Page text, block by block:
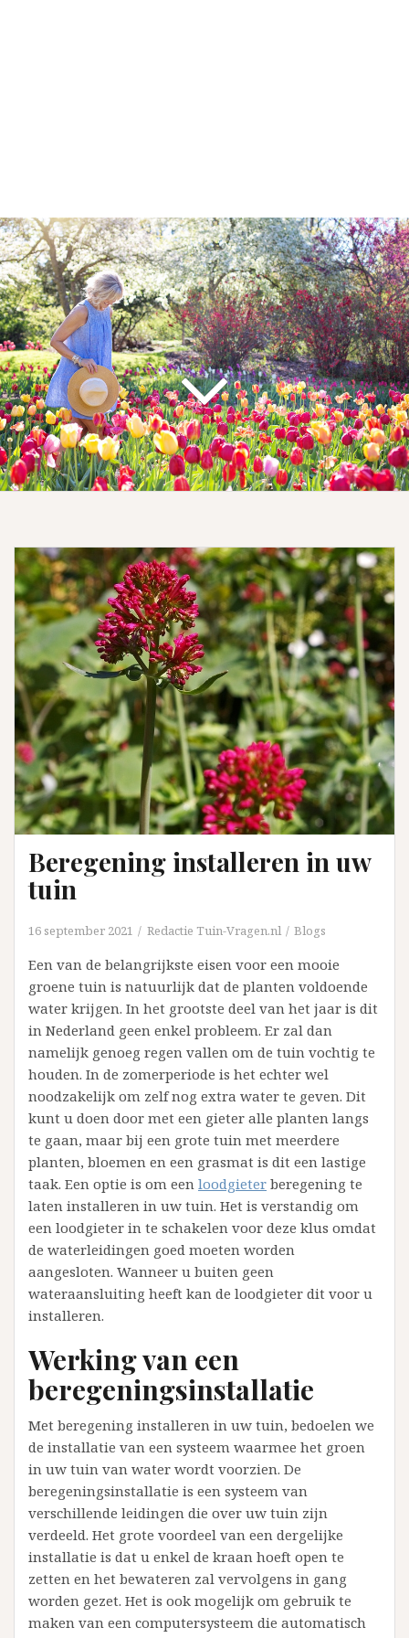
Beregening installeren in uw
tuin
16 september 2021 Redactie Tuin-Vragen.nl Blogs
Een van de belangrijkste eisen voor een mooie
groene tuin is natuurlijk dat de planten voldoende
water krijgen. In het grootste deel van het jaar is dit
in Nederland geen enkel probleem. Er zal dan
namelijk genoeg regen vallen om de tuin vochtig te
houden. In de zomerperiode is het echter wel
noodzakelijk om zelf nog extra water te geven. Dit
kunt u doen door met een gieter alle planten langs
te gaan, maar bij een grote tuin met meerdere
planten, bloemen en een grasmat is dit een lastige
taak. Een optie is om een loodgieter beregening te
laten installeren in uw tuin. Het is verstandig om
een loodgieter in te schakelen voor deze klus omdat
de waterleidingen goed moeten worden
aangesloten. Wanneer u buiten geen
wateraansluiting heeft kan de loodgieter dit voor u
installeren.
Werking van een
beregeningsinstallatie
Met beregening installeren in uw tuin, bedoelen we
de installatie van een systeem waarmee het groen
in uw tuin van water wordt voorzien. De
beregeningsinstallatie is een systeem van
verschillende leidingen die over uw tuin zijn
verdeeld. Het grote voordeel van een dergelijke
installatie is dat u enkel de kraan hoeft open te
zetten en het bewateren zal vervolgens in gang
worden gezet. Het is ook mogelijk om gebruik te
maken van een computersysteem die automatisch